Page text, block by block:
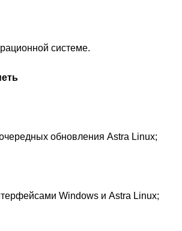
системе.
обновления Astra Linux;
Windows и Astra Linux;